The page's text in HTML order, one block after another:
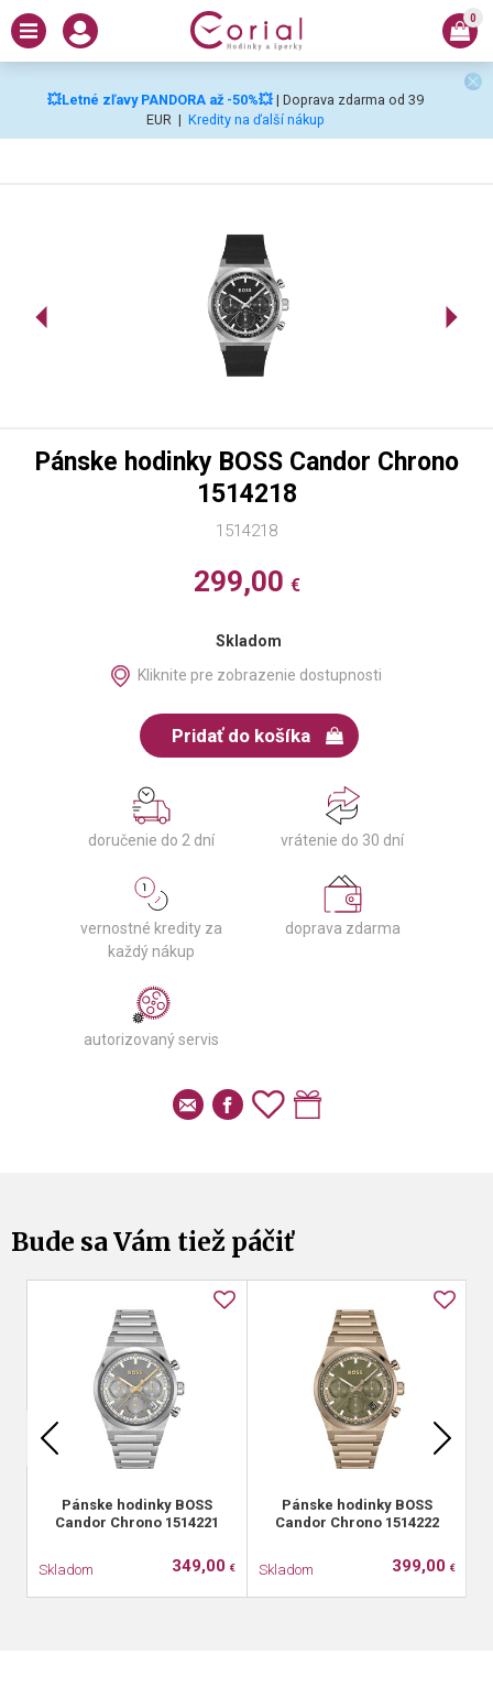
💥Letné zľavy PANDORA až -50%💥 | Doprava zdarma od 39
EUR | Kredity na ďalší nákup
0
1514218
Pánske hodinky BOSS Candor Chrono
1514218
299,00 €
Skladom
Kliknite pre zobrazenie dostupnosti
Pridať do košíka
doručenie do 2 dní vrátenie do 30 dní
vernostné kredity za
každý nákup
doprava zdarma
autorizovaný servis
Bude sa Vám tiež páčiť
Pánske hodinky BOSS
Candor Chrono 1514221
Skladom 349,00 €
Pánske hodinky BOSS
Candor Chrono 1514222
Skladom 399,00 €